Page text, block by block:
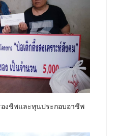
งชีพและทุนประกอบอาชีพ